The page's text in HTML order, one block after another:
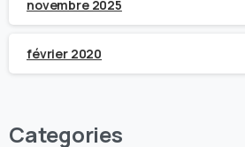
novembre 2025
février 2020
Categories